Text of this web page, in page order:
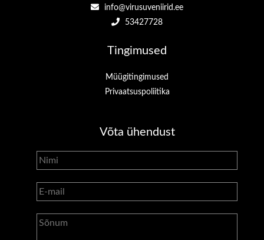
info@virusuveniirid.ee
53427728
Tingimused
Müügitingimused
Privaatsuspoliitika
Võta ühendust